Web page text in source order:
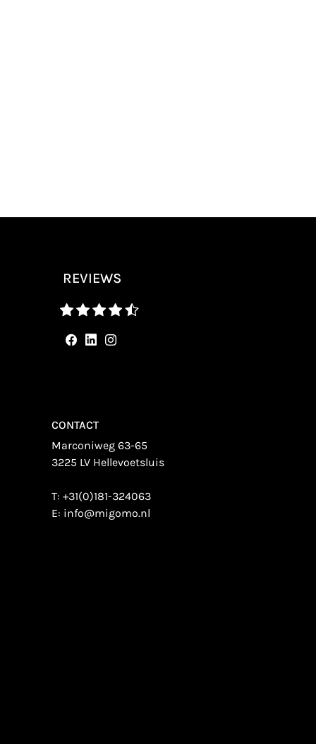
REVIEWS
CONTACT
Marconiweg 63-65
3225 LV Hellevoetsluis
T:+31(0)181-324063
E: info@migomo.nl